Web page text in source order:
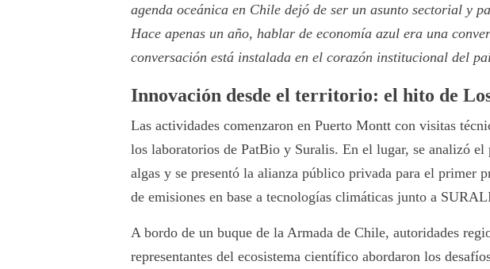
agenda oceánica en Chile dejó de ser un asunto sectorial y
Hace apenas un año, hablar de economía azul era una
conversación está instalada en el corazón institucional del
Innovación desde el territorio: el hito de
Las actividades comenzaron en Puerto Montt con visitas
los laboratorios de PatBio y Suralis. En el lugar, se analizó
algas y se presentó la alianza público privada para el primer
de emisiones en base a tecnologías climáticas junto a
A bordo de un buque de la Armada de Chile, autoridades
representantes del ecosistema científico abordaron los